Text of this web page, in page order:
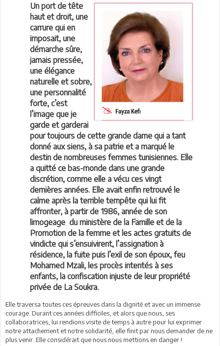
Un port de tête
haut et droit, une
carrure qui en
imposait, une
démarche sûre,
jamais pressée,
une élégance
naturelle et sobre,
une personnalité
forte, c’est
l’image que je
garde et garderai
pour toujours de cette grande dame qui a tant
donné aux siens, à sa patrie et a marqué le
destin de nombreuses femmes tunisiennes. Elle
a quitté ce bas-monde dans une grande
discrétion, comme elle a vécu ces vingt
dernières années. Elle avait enfin retrouvé le
calme après la terrible tempête qui lui fit
affronter, à partir de 1986, année de son
limogeage du ministère de la Famille et de la
Promotion de la femme et les actes gratuits de
vindicte qui s’ensuivirent, l’assignation à
résidence, la fuite puis l’exil de son époux, feu
Mohamed Mzali, les procès intentés à ses
enfants, la confiscation injuste de leur propriété
privée de La Soukra.
Elle traversa toutes ces épreuves dans la dignité et avec un immense
courage. Durant ces années difficiles, et alors que nous, ses
collaboratrices, lui rendions visite de temps à autre pour lui exprimer
notre attachement et notre solidarité, elle finit par nous demander de ne
plus venir. Elle considérait que nous nous mettions en danger !